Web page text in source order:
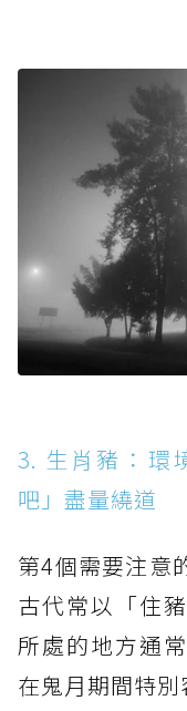
3. 生肖豬：環
吧」盡量繞道
第4個需要注意
古代常以「住
所處的地方通
在鬼月期間特別